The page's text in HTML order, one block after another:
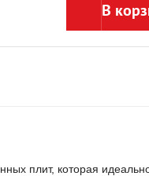
В
плит, которая